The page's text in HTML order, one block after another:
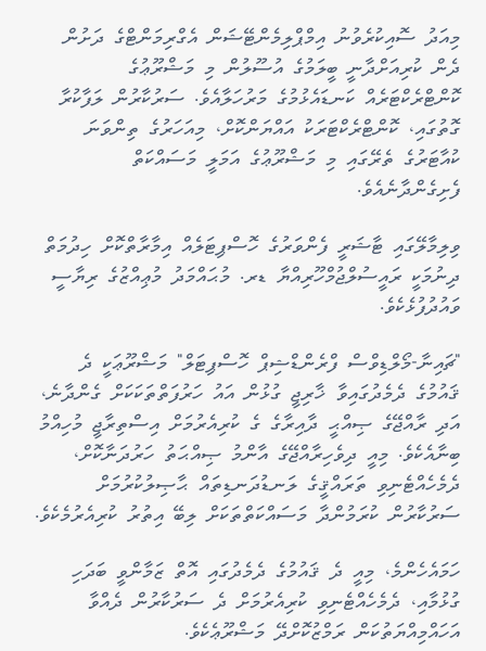
މިއަދު ސޮއިކުރެވުނު އިމްޕްލިމެންޓޭޝަން އެގްރިމަންޓްގެ ދަށުން
ދެން ކުރިއަށްދާނީ ބީލަމުގެ އުސޫލުން މި މަޝްރޫޢުގެ
ކޮންޓްރެކްޓަރެއް ކަނޑައެޅުމުގެ މަރުހަލާއެވެ. ސަރުކާރުން ލަފާކުރާ
ގޮތުގައި، ކޮންޓްރެކްޓަރަކު އައްޔަންކޮށް، މިއަހަރުގެ ތިންވަނަ
ކުއާޓަރުގެ ތެރޭގައި މި މަޝްރޫޢުގެ އަމަލީ މަސައްކަތް
ފެށިގެންދާނެއެވެ.
ވިލިމާލޭގައި ޓާޝަރީ ފެންވަރުގެ ހޮސްޕިޓަލެއް އިމާރާތްކޮށް ހިދުމަތް
ދިނުމަކީ ރައީސުލްޖުމްހޫރިއްޔާ ޑރ. މުޙައްމަދު މުޢިއްޒުގެ ރިޔާސީ
ވައުދުފުޅެކެވެ.
"ޗައިނާ-މޯލްޑިވްސް ފްރެންޑްޝިޕް ހޮސްޕިޓަލް" މަޝްރޫޢަކީ ދެ
ޤައުމުގެ ދެމެދުގައިވާ ޚާރިޖީ ގުޅުން އައު ހަރުފަތްތަކަކަށް ގެންދާނެ،
އަދި ރާއްޖޭގެ ޞިއްޙީ ދާއިރާގެ ގެ ކުރިއެރުމަށް އިސްތިރާޖީ މުހިއްމު
ބިނާއެކެވެ. މިއީ ދިވެހިރާއްޖޭގެ އާންމު ޞިއްޙަތު ހަރުދަނާކޮށް،
ދެމެހެއްޓެނިވި ތަރައްޤީގެ ލަނޑުދަނޑިތައް ޙާޞިލުކުރުމަށް
ސަރުކާރުން ކުރަމުންދާ މަސައްކަތްތަކަށް ލިބޭ އިތުރު ކުރިއެރުމެކެވެ.
ހަމައެހެންމެ، މިއީ ދެ ޤައުމުގެ ދެމެދުގައި އޮތް ޒަމާންވީ ބަދަހި
ގުޅުމާއި، ދެމެހެއްޓެނިވި ކުރިއެރުމަށް ދެ ސަރުކާރުން ދެއްވާ
އަހައްމިއްޔަތުކަން ރަމްޒުކޮށްދޭ މަޝްރޫޢެކެވެ.